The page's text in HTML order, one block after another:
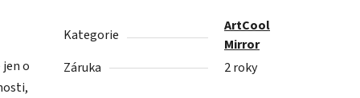
o
Kategorie
ArtCool
Mirror
Záruka
2 roky